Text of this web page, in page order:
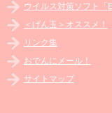
ウイルス対策ソフト「
＜げん玉＞オススメ！
リンク集
おでんにメール！
サイトマップ